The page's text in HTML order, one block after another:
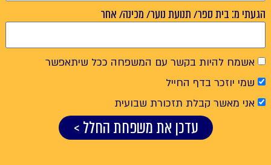
הגעתי מ: בית ספר/ תנועת נוער/ מכינה/ אחר
אשמח להיות בקשר עם המשפחה ככל שיתאפשר
שמי יוזכר בדף החייל
אני מאשר קבלת תזכורת שבועית
עדכן את משפחת החלל >